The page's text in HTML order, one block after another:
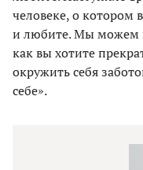
человеке, о котором
и любите. Мы можем
как вы хотите
окружить себя
себе».